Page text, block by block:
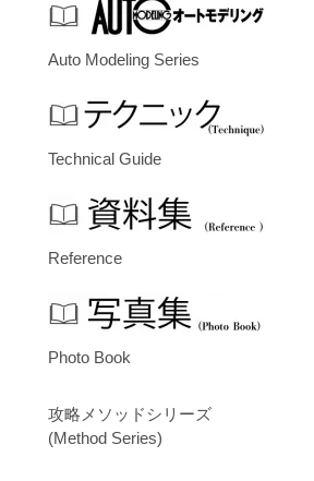
Auto Modeling Series
Technical Guide
Reference
Photo Book
攻略メソッドシリーズ
(Method Series)